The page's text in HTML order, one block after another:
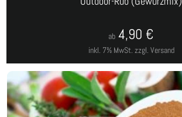
inkl. 7% MwSt. zzgl. Versand
ab 4,90 €